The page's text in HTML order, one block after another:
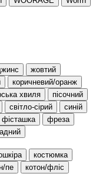
жовтий
коричневий/оранж
хвиля
пісочний
світло-сірий
синій
фісташка
фреза
костюмка
пе
котон/фліс